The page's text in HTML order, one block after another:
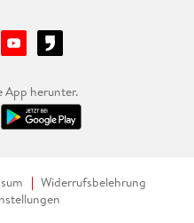
App herunter.
Widerrufsbelehrung